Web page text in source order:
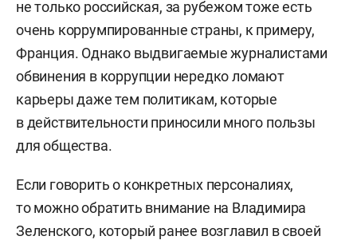
не только российская, за рубежом тоже есть
очень коррумпированные страны, к примеру,
Франция. Однако выдвигаемые журналистами
обвинения в коррупции нередко ломают
карьеры даже тем политикам, которые
в действительности приносили много пользы
для общества.
Если говорить о конкретных персоналиях,
то можно обратить внимание на Владимира
Зеленского, который ранее возглавил в своей